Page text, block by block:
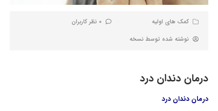
کمک های اولیه
0 نظر کاربران
نوشته شده توسط نسخه
درمان دندان درد
درمان دندان درد